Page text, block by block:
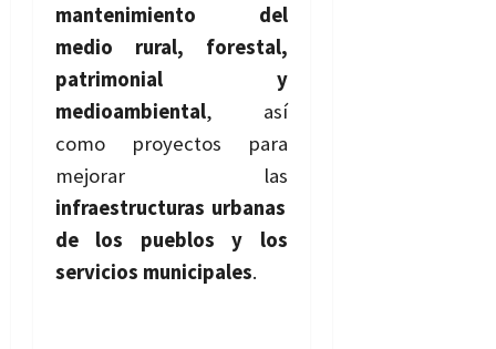
mantenimiento del
medio rural, forestal,
patrimonial y
medioambiental, así
como proyectos para
mejorar las
infraestructuras urbanas
de los pueblos y los
servicios municipales.